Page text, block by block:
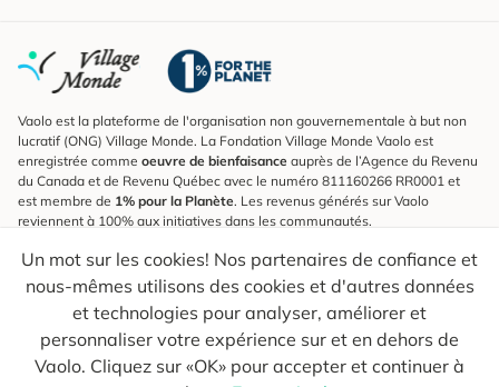
Un mot sur les cookies! Nos partenaires de confiance et
nous-mêmes utilisons des cookies et d'autres données
et technologies pour analyser, améliorer et
personnaliser votre expérience sur et en dehors de
Vaolo. Cliquez sur «OK» pour accepter et continuer à
Vaolo est la plateforme de l'organisation non gouvernementale à but non
lucratif (ONG) Village Monde. La Fondation Village Monde Vaolo est
enregistrée comme oeuvre de bienfaisance auprès de l’Agence du Revenu
du Canada et de Revenu Québec avec le numéro 811160266 RR0001 et
est membre de 1% pour la Planète. Les revenus générés sur Vaolo
reviennent à 100% aux initiatives dans les communautés.
S'inscrire à l'infolettre
Pour connaître les nouveautés, suivre nos explorateurs et recevoir des
astuces pour des voyages plus conscients.
Ton courriel Envoyer